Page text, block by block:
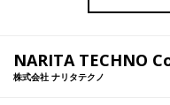
NARITA TECHNO
株式会社 ナリタテクノ